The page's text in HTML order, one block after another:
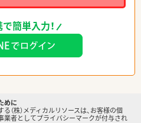
簡単入力！
めに
（株）メディカルリソースは、お客様の個
業者としてプライバシーマークが付与され